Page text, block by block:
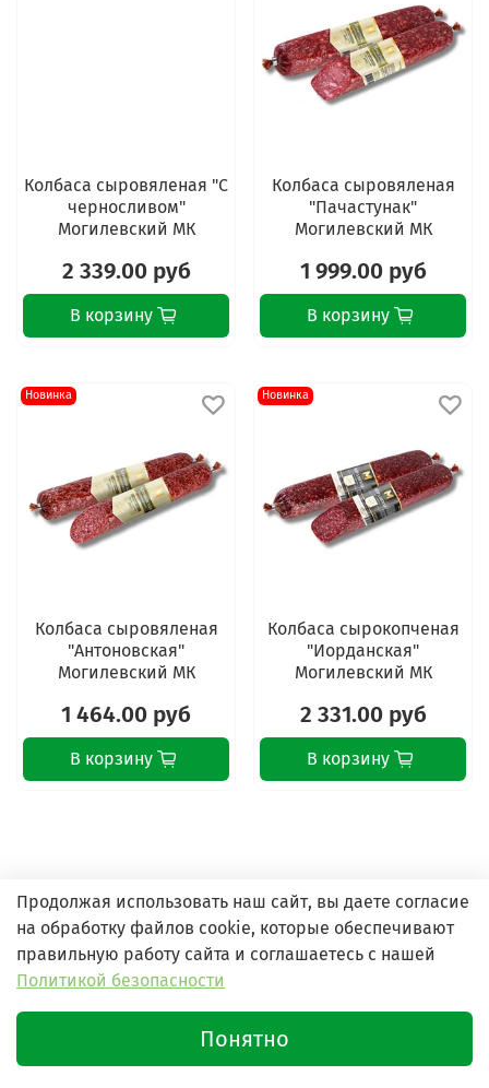
Колбаса сыровяленая "С
черносливом"
Могилевский МК
2 339.00 руб
В корзину
Колбаса сыровяленая
"Пачастунак"
Могилевский МК
1 999.00 руб
В корзину
Новинка
Колбаса сыровяленая
"Антоновская"
Могилевский МК
1 464.00 руб
В корзину
Новинка
Колбаса сырокопченая
"Иорданская"
Могилевский МК
2 331.00 руб
В корзину
Продолжая использовать наш сайт, вы даете согласие
на обработку файлов cookie, которые обеспечивают
правильную работу сайта и соглашаетесь с нашей
Политикой безопасности
Понятно